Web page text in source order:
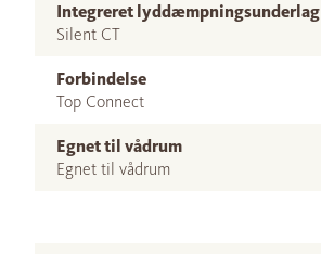
Integreret lyddæmpningsunderlag
Silent CT
Forbindelse
Top Connect
Egnet til vådrum
Egnet til vådrum